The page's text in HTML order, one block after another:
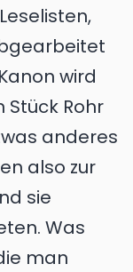
wird
Rohr
anderes
also zur
sie
Was
man